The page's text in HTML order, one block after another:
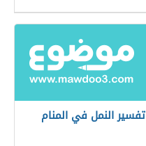
تفسير النمل في المنام